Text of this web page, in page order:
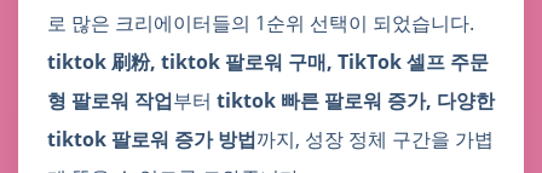
로 많은 크리에이터들의 1순위 선택이 되었습니다.
tiktok 刷粉, tiktok 팔로워 구매, TikTok 셀프 주문
형 팔로워 작업부터 tiktok 빠른 팔로워 증가, 다양한
tiktok 팔로워 증가 방법까지, 성장 정체 구간을 가볍